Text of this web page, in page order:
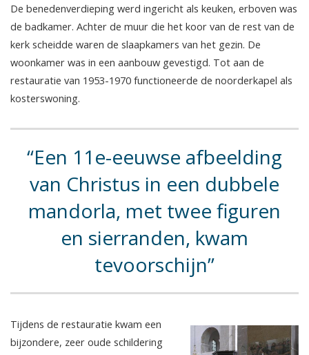
De benedenverdieping werd ingericht als keuken, erboven was
de badkamer. Achter de muur die het koor van de rest van de
kerk scheidde waren de slaapkamers van het gezin. De
woonkamer was in een aanbouw gevestigd. Tot aan de
restauratie van 1953-1970 functioneerde de noorderkapel als
kosterswoning.
Een 11e-eeuwse afbeelding
van Christus in een dubbele
mandorla, met twee figuren
en sierranden, kwam
tevoorschijn
Tijdens de restauratie kwam een
bijzondere, zeer oude schildering